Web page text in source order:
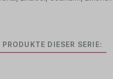
DIESER SERIE: